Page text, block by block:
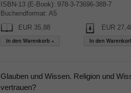
ISBN-13 (E-Book): 978-3-73696-388-7
Buchendformat: A5
EUR 35,88
EUR
Glauben und Wissen. Religion und
vertrauen?